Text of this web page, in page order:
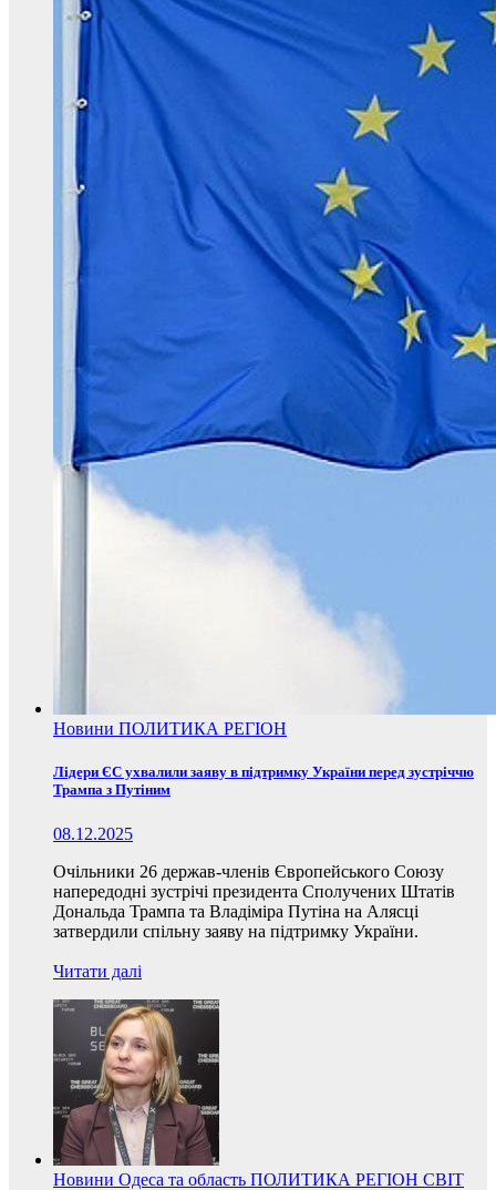
Новини ПОЛИТИКА РЕГІОН
Лідери ЄС ухвалили заяву в підтримку України перед зустріччю
Трампа з Путіним
08.12.2025
Очільники 26 держав-членів Європейського Союзу
напередодні зустрічі президента Сполучених Штатів
Дональда Трампа та Владіміра Путіна на Алясці
затвердили спільну заяву на підтримку України.
Читати далі
Новини Одеса та область ПОЛИТИКА РЕГІОН СВІТ